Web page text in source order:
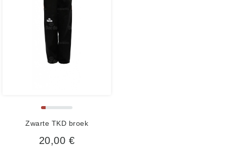
Zwarte TKD broek
20,00 €